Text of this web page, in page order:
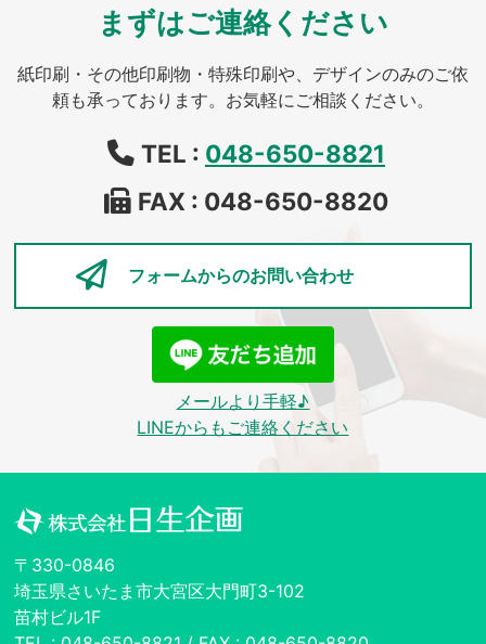
まずはご連絡ください
紙印刷・その他印刷物・特殊印刷や、デザインのみのご依
頼も承っております。お気軽にご相談ください。
TEL : 048-650-8821
FAX : 048-650-8820
フォームからのお問い合わせ
メールより手軽♪
LINEからもご連絡ください
〒330-0846
埼玉県さいたま市大宮区大門町3-102
苗村ビル1F